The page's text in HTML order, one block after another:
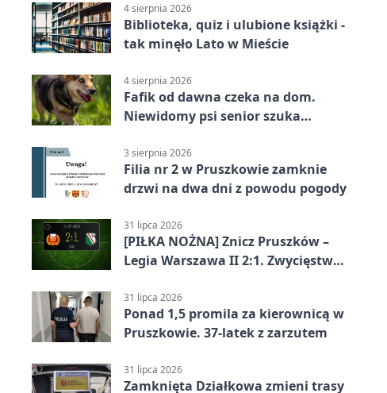
4 sierpnia 2026
Biblioteka, quiz i ulubione książki -
tak minęło Lato w Mieście
4 sierpnia 2026
Fafik od dawna czeka na dom.
Niewidomy psi senior szuka
3 sierpnia 2026
Filia nr 2 w Pruszkowie zamknie
drzwi na dwa dni z powodu pogody
31 lipca 2026
[PIŁKA NOŻNA] Znicz Pruszków –
Legia Warszawa II 2:1. Zwycięstwo
minucie
31 lipca 2026
Ponad 1,5 promila za kierownicą w
Pruszkowie. 37-latek z zarzutem
31 lipca 2026
Zamknięta Działkowa zmieni trasy